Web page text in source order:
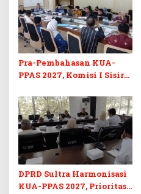
Pra-Pembahasan KUA-
PPAS 2027, Komisi I Sisir
Berkelanjutan
DPRD Sultra Harmonisasi
KUA-PPAS 2027, Prioritas